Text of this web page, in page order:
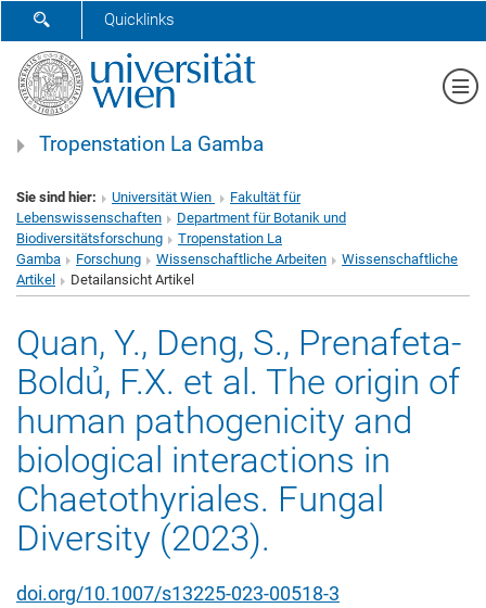
SUCHFORMULAR ÖFFNEN
Quicklinks
Tropenstation La Gamba
Sie sind hier: Universität Wien
Fakultät für
Lebenswissenschaften
Department für Botanik und
Biodiversitätsforschung
Tropenstation La
Gamba
Forschung Wissenschaftliche Arbeiten
Wissenschaftliche
Artikel
Detailansicht Artikel
Quan, Y., Deng, S., Prenafeta-
Boldủ, F.X. et al. The origin of
human pathogenicity and
biological interactions in
Chaetothyriales. Fungal
Diversity (2023).
doi.org/10.1007/s13225-023-00518-3